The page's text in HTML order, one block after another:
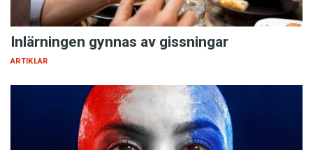
Inlärningen gynnas av gissningar
ARTIKLAR